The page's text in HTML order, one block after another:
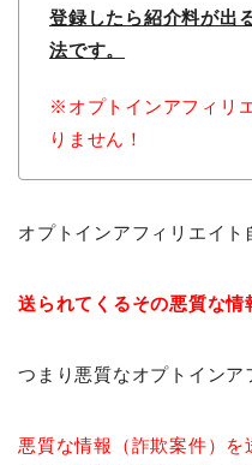
登録したら紹介料が出
法です。
※オプトインアフィリ
りません！
オプトインアフィリエイト
送られてくるその悪質な情
つまり悪質なオプトイン
悪質な情報（詐欺案件）